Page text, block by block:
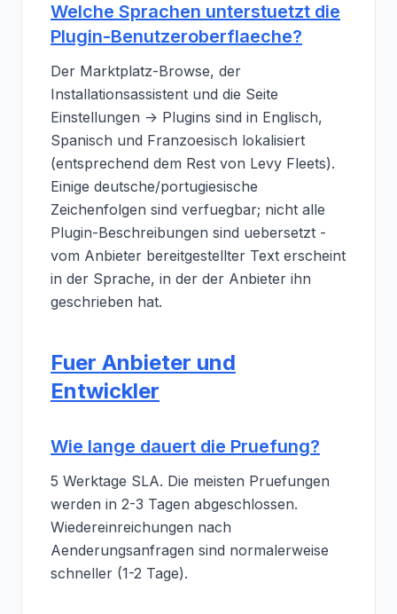
Welche Sprachen unterstuetzt die
Plugin-Benutzeroberflaeche?
Der Marktplatz-Browse, der
Installationsassistent und die Seite
Einstellungen -> Plugins sind in Englisch,
Spanisch und Franzoesisch lokalisiert
(entsprechend dem Rest von Levy Fleets).
Einige deutsche/portugiesische
Zeichenfolgen sind verfuegbar; nicht alle
Plugin-Beschreibungen sind uebersetzt -
vom Anbieter bereitgestellter Text erscheint
in der Sprache, in der der Anbieter ihn
geschrieben hat.
Fuer Anbieter und
Entwickler
Wie lange dauert die Pruefung?
5 Werktage SLA. Die meisten Pruefungen
werden in 2-3 Tagen abgeschlossen.
Wiedereinreichungen nach
Aenderungsanfragen sind normalerweise
schneller (1-2 Tage).